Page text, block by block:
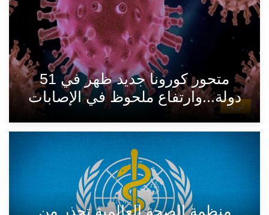
كورونا
متحور كورونا جديد ظهر في 51
دولة...وارتفاع ملحوظ في الإصابات
منظمة الصحة العالمية تحذر من